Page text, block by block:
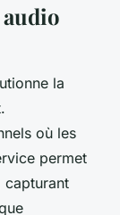
la
où les
permet
capturant